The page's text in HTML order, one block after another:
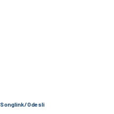
Songlink/Odesli